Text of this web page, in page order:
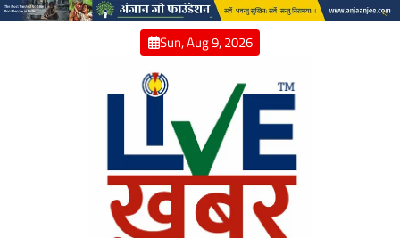
Skip
Sun, Aug 9, 2026